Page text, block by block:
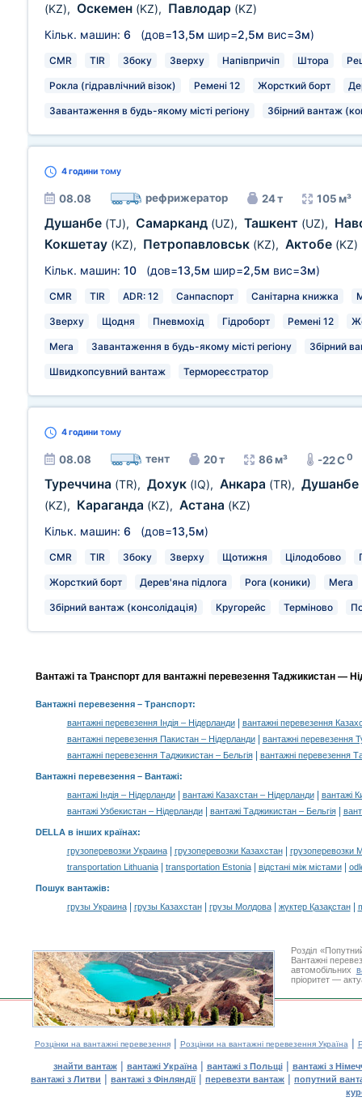
(KZ), Оскемен (KZ), Павлодар (KZ)
Кільк. машин: 6 (дов=13,5м шир=2,5м вис=3м)
CMR TIR Збоку Зверху Напівпричіп Штора
Рокла (гідравлічний візок) Ремені 12 Жорсткий борт
Завантаження в будь-якому місті регіону Збірний вантаж
4 години тому
08.08 рефрижератор 24 т 105 м³
Душанбе (TJ), Самарканд (UZ), Ташкент (UZ),
Кокшетау (KZ), Петропавловськ (KZ), Актобе (KZ)
Кільк. машин: 10 (дов=13,5м шир=2,5м вис=3м)
CMR TIR ADR: 12 Санпаспорт Санітарна книжка
Зверху Щодня Пневмохід Гідроборт Ремені 12
Мега Завантаження в будь-якому місті регіону Збірний
Швидкопсувний вантаж Термореєстратор
4 години тому
08.08 тент 20 т 86 м³ -22 C0
Туреччина (TR), Дохук (IQ), Анкара (TR), Душанбе
(KZ), Караганда (KZ), Астана (KZ)
Кільк. машин: 6 (дов=13,5м)
CMR TIR Збоку Зверху Щотижня Цілодобово
Жорсткий борт Дерев'яна підлога Рога (коники) Мега
Збірний вантаж (консолідація) Кругорейс Терміново
Вантажі та Транспорт для вантажні перевезення Таджикистан —
Вантажні перевезення– Транспорт:
вантажні перевезення Індія – Нідерланди|
вантажні перевезення
вантажні перевезення Пакистан – Нідерланди|
вантажні перевезення
вантажні перевезення Таджикистан – Бельгія| вантажні перевезення
Вантажні перевезення – Вантажі:
вантажі Індія – Нідерланди| вантажі Казахстан – Нідерланди|
вантажі
вантажі Узбекистан – Нідерланди| вантажі Таджикистан – Бельгія|
DELLA в інших країнах:
грузоперевозки Украина| грузоперевозки Казахстан|
грузоперевозки
transportation Lithuania| transportation Estonia| відстані між містами|
Пошук вантажів:
грузы Украина| грузы Казахстан| грузы Молдова| жүктер Қазақстан|
Розділ
Вантажні
автомобільних
пріоритет —
Розцінки на вантажні перевезення| Розцінки на вантажні перевезення Україна |
знайти вантаж| вантажі Україна| вантажі з Польщі| вантажі з
вантажі з Литви | вантажі з Фінляндії| перевезти вантаж | попутний